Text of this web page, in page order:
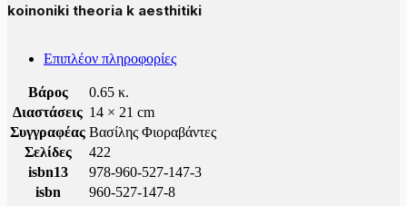
koinoniki theoria k aesthitiki
Επιπλέον πληροφορίες
Βάρος
0.65 κ.
Διαστάσεις 14 × 21 cm
Συγγραφέας Βασίλης Φιοραβάντες
Σελίδες
422
isbn13
978-960-527-147-3
isbn
960-527-147-8